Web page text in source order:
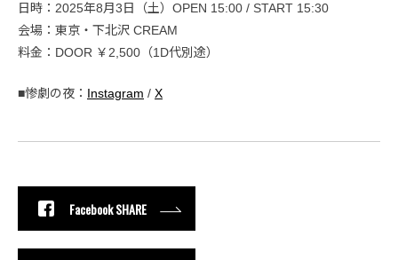
日時：2025年8月3日（土）OPEN 15:00 / START 15:30
会場：東京・下北沢 CREAM
料金：DOOR ￥2,500（1D代別途）
■惨劇の夜： Instagram / X
Facebook SHARE